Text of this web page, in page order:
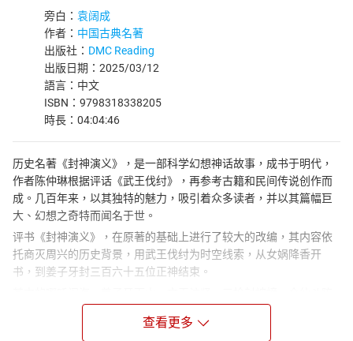
旁白： 袁阔成
作者： 中国古典名著
出版社： DMC Reading
出版日期：2025/03/12
語言：中文
ISBN：9798318338205
時長：04:04:46
历史名著《封神演义》，是一部科学幻想神话故事，成书于明代，
作者陈仲琳根据评话《武王伐纣》，再参考古籍和民间传说创作而
成。几百年来，以其独特的魅力，吸引着众多读者，并以其篇幅巨
大、幻想之奇特而闻名于世。
评书《封神演义》，在原著的基础上进行了较大的改编，其内容依
托商灭周兴的历史背景，用武王伐纣为时空线索，从女娲降香开
书，到姜子牙封三百六十五位正神结束。
斗法等情节，展现了古人丰富的想象力：腾云驾雾、呼风唤雨、搬
山移海、撒豆成兵，还有水遁、土遁、风火轮、火尖枪……，这一系
查看更多